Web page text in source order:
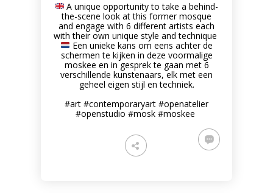
A unique opportunity to take a behind-
the-scene look at this former mosque
and engage with 6 different artists each
with their own unique style and technique
Een unieke kans om eens achter de
schermen te kijken in deze voormalige
moskee en in gesprek te gaan met 6
verschillende kunstenaars, elk met een
geheel eigen stijl en techniek.
#art #contemporaryart #openatelier
#openstudio #mosk #moskee